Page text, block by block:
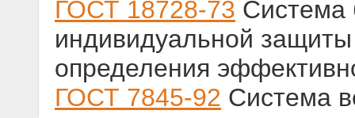
ГОСТ 18728-73 Система
индивидуальной
определения
ГОСТ 7845-92 Система